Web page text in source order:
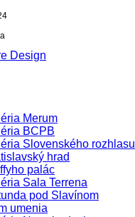
Design
Merum
BCPB
Slovenského rozhlasu
hrad
palác
Sala Terrena
pod Slavínom
umenia